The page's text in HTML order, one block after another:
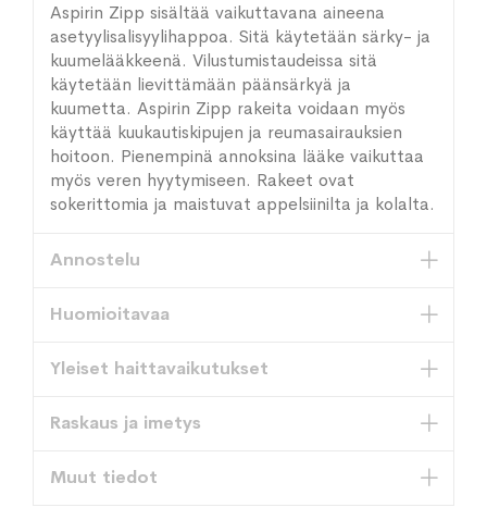
Aspirin Zipp sisältää vaikuttavana aineena
asetyylisalisyylihappoa. Sitä käytetään särky- ja
kuumelääkkeenä. Vilustumistaudeissa sitä
käytetään lievittämään päänsärkyä ja
kuumetta. Aspirin Zipp rakeita voidaan myös
käyttää kuukautiskipujen ja reumasairauksien
hoitoon. Pienempinä annoksina lääke vaikuttaa
myös veren hyytymiseen. Rakeet ovat
sokerittomia ja maistuvat appelsiinilta ja kolalta.
Annostelu
Huomioitavaa
Yleiset haittavaikutukset
Raskaus ja imetys
Muut tiedot